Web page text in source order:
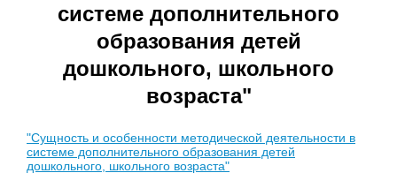
системе дополнительного
образования детей
дошкольного, школьного
возраста"
"Сущность и особенности методической деятельности в
системе дополнительного образования детей
дошкольного, школьного возраста"